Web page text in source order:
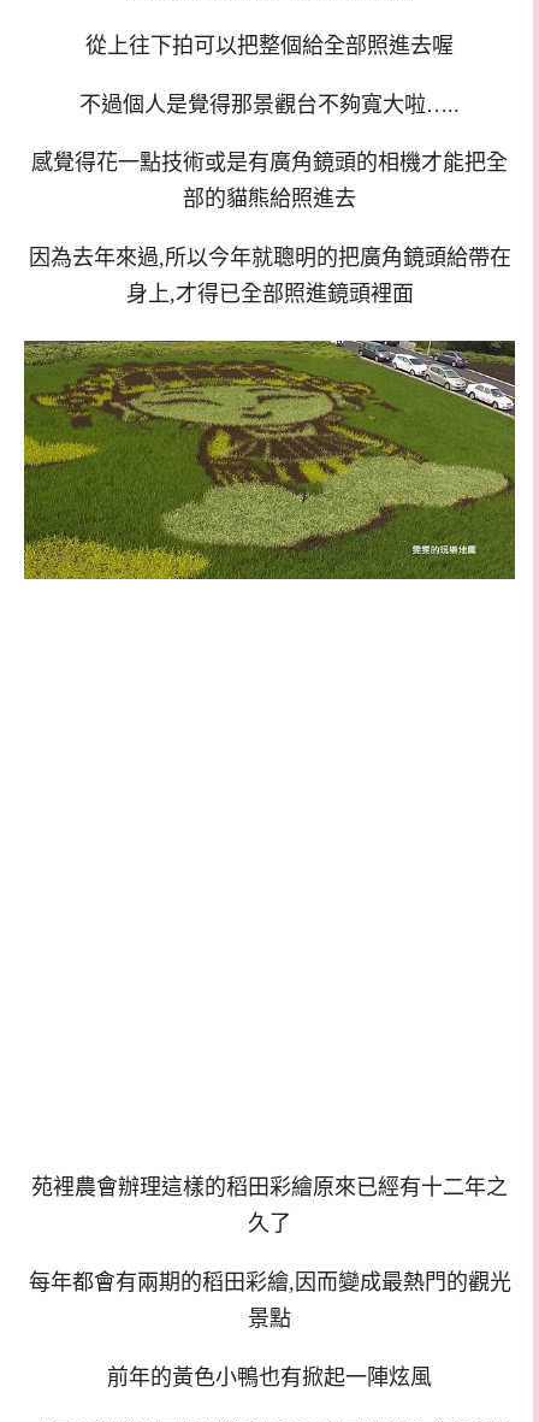
從上往下拍可以把整個給全部照進去喔
不過個人是覺得那景觀台不夠寬大啦…..
感覺得花一點技術或是有廣角鏡頭的相機才能把全
部的貓熊給照進去
因為去年來過,所以今年就聰明的把廣角鏡頭給帶在
身上,才得已全部照進鏡頭裡面
苑裡農會辦理這樣的稻田彩繪原來已經有十二年之
久了
每年都會有兩期的稻田彩繪,因而變成最熱門的觀光
景點
前年的黃色小鴨也有掀起一陣炫風